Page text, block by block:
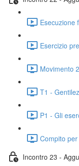
Esecuzione
Esercizio
Movimento
T1 -
P1 - Gli
Compito
Incontro 23 -